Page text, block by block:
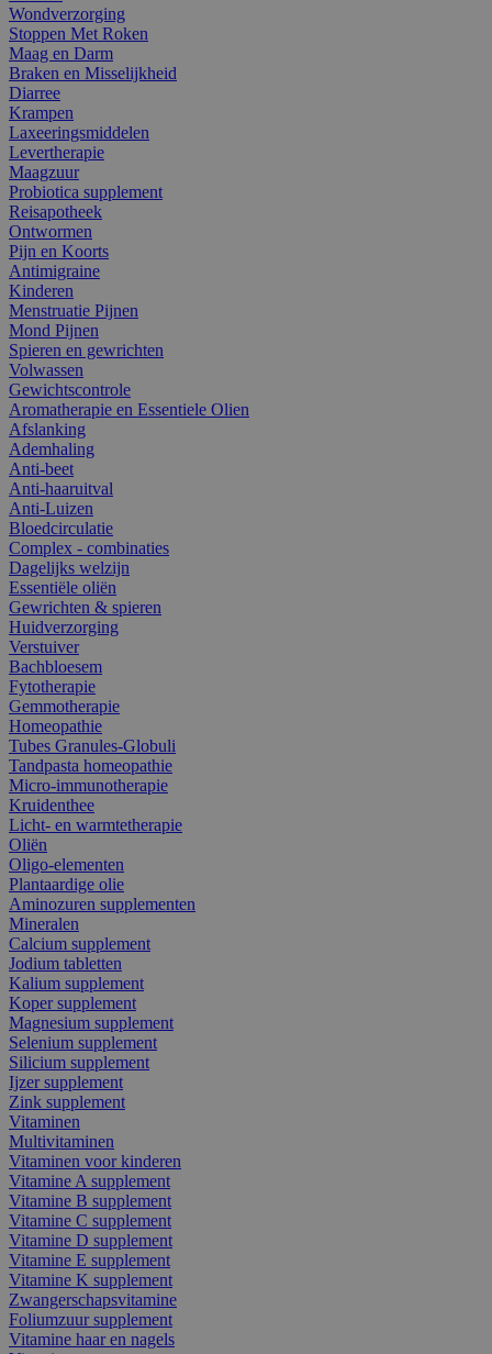
Wondverzorging
Stoppen Met Roken
Maag en Darm
Braken en Misselijkheid
Diarree
Krampen
Laxeeringsmiddelen
Levertherapie
Maagzuur
Probiotica supplement
Reisapotheek
Ontwormen
Pijn en Koorts
Antimigraine
Kinderen
Menstruatie Pijnen
Mond Pijnen
Spieren en gewrichten
Volwassen
Gewichtscontrole
Aromatherapie en Essentiele Olien
Afslanking
Ademhaling
Anti-beet
Anti-haaruitval
Anti-Luizen
Bloedcirculatie
Complex - combinaties
Dagelijks welzijn
Essentiële oliën
Gewrichten & spieren
Huidverzorging
Verstuiver
Bachbloesem
Fytotherapie
Gemmotherapie
Homeopathie
Tubes Granules-Globuli
Tandpasta homeopathie
Micro-immunotherapie
Kruidenthee
Licht- en warmtetherapie
Oliën
Oligo-elementen
Plantaardige olie
Aminozuren supplementen
Mineralen
Calcium supplement
Jodium tabletten
Kalium supplement
Koper supplement
Magnesium supplement
Selenium supplement
Silicium supplement
Ijzer supplement
Zink supplement
Vitaminen
Multivitaminen
Vitaminen voor kinderen
Vitamine A supplement
Vitamine B supplement
Vitamine C supplement
Vitamine D supplement
Vitamine E supplement
Vitamine K supplement
Zwangerschapsvitamine
Foliumzuur supplement
Vitamine haar en nagels